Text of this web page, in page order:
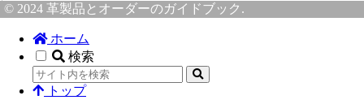
© 2024 革製品とオーダーのガイドブック.
ホーム
検索
トップ